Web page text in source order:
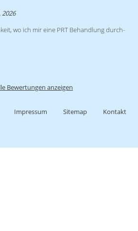
2026
wo ich mir eine PRT Be­hand­lung durch­
Bewertungen anzeigen
Impressum Sitemap Kontakt